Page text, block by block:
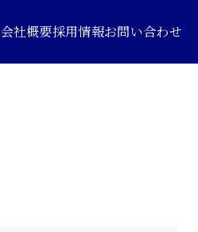
会社概要採用情報お問い合わせ